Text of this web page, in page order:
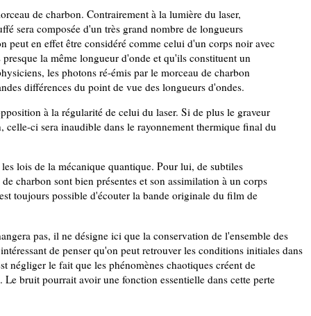
de charbon. Contrairement à la lumière du laser,
sera composée d'un très grand nombre de longueurs
peut en effet être considéré comme celui d'un corps noir avec
la même longueur d'onde et qu'ils constituent un
les photons ré-émis par le morceau de charbon
différences du point de vue des longueurs d'ondes.
à la régularité de celui du laser. Si de plus le graveur
ci sera inaudible dans le rayonnement thermique final du
lois de la mécanique quantique. Pour lui, de subtiles
charbon sont bien présentes et son assimilation à un corps
toujours possible d'écouter la bande originale du film de
pas, il ne désigne ici que la conservation de l'ensemble des
de penser qu'on peut retrouver les conditions initiales dans
négliger le fait que les phénomènes chaotiques créent de
bruit pourrait avoir une fonction essentielle dans cette perte